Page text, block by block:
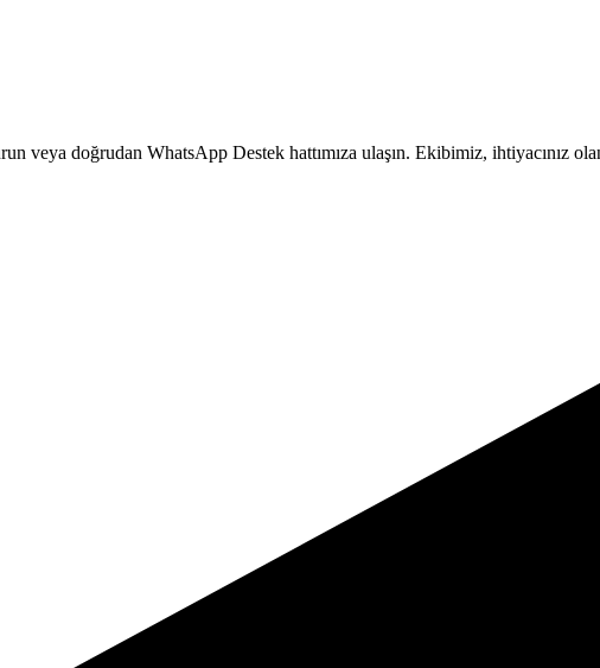
veya doğrudan WhatsApp Destek hattımıza ulaşın. Ekibimiz, ihtiyacınız